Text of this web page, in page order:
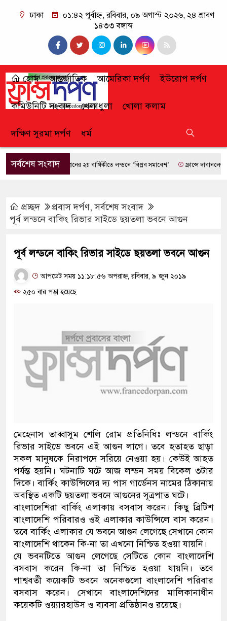
ঢাকা
০১:৪২ পূর্বাহ্ন, রবিবার, ০৯ অগাস্ট ২০২৬, ২৪ শ্রাবণ
১৪৩৩ বঙ্গাব্দ
হোম আন্তর্জাতিক আমেরিকা দর্পণ ইউরোপ দর্পণ
কমিউনিটি সংবাদ খেলাধুলা খোলা কলাম
দক্ষিণ সুরমা দর্পণ ধর্ম
সর্বশেষ সংবাদ
জুলাই গণঅভ্যুত্থানের ২য় বার্ষিকীতে লন্ডনে ‘বিপ্লব সমাবেশ’ ফ্রান্সে দাবানলের তাণ্ডব
প্রচ্ছদ প্রবাস দর্পণ,সর্বশেষ সংবাদ
পূর্ব লন্ডনে বাকিং রিভার সাইডে ছয়তলা ভবনে আগুন
পূর্ব লন্ডনে বাকিং রিভার সাইডে ছয়তলা ভবনে আগুন
আপডেট সময় ১১:১৮:৫৬ অপরাহ্ন, রবিবার, ৯ জুন ২০১৯
২৫০ বার পড়া হয়েছে
মেহেনাস তাব্বাসুম শেলি রোম প্রতিনিধিঃ লন্ডনে বার্কিং
রিভার সাইডে ভবনে এই আগুন লাগে। তবে হতাহত ছাড়া
সকল মানুষকে নিরাপদে সরিয়ে নেওয়া হয়। কেউই আহত
পর্যন্ত হয়নি। ঘটনাটি ঘটে আজ লন্ডন সময় বিকেল ৩টার
দিকে। বার্কিং কাউন্সিলের দ্য পাস গার্ডেনস নামের ঠিকানায়
অবস্থিত একটি ছয়তলা ভবনে আগুনের সূত্রপাত ঘটে।
বাংলাদেশিরা বার্কিং এলাকায় বসবাস করেন। কিছু ব্রিটিশ
বাংলাদেশি পরিবারও ওই এলাকার কাউন্সিলে বাস করেন।
তবে বার্কিং এলাকার যে ভবনে আগুন লেগেছে সেখানে কোন
বাংলাদেশি থাকেন কি-না তা এখনো নিশ্চিত হওয়া যায়নি।
যে ভবনটিতে আগুন লেগেছে সেটিতে কোন বাংলাদেশি
বসবাস করেন কি-না তা নিশ্চিত হওয়া যায়নি। তবে
পাশ্ববর্তী কয়েকটি ভবনে অনেকগুলো বাংলাদেশি পরিবার
বসবাস করেন। সেখানে বাংলাদেশিদের মালিকানাধীন
কয়েকটি ওয়্যারহাউস ও ব্যবসা প্রতিষ্ঠানও রয়েছে।